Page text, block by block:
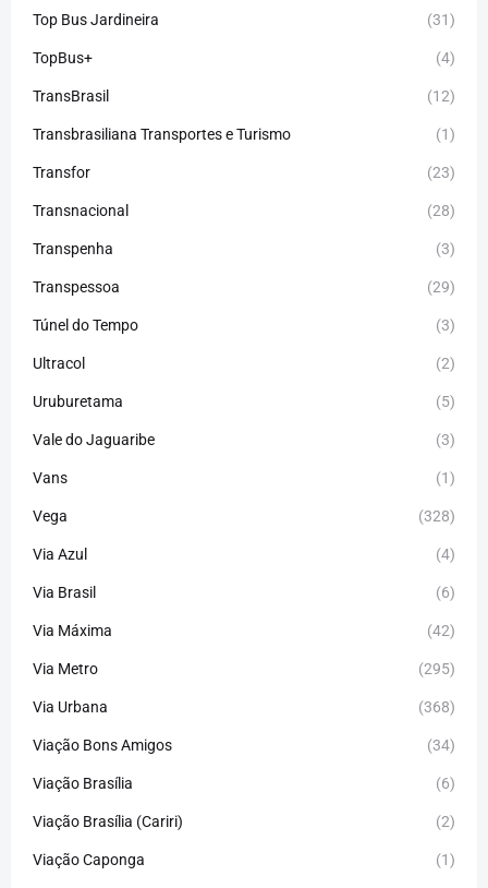
Top Bus Jardineira (31)
TopBus+ (4)
TransBrasil (12)
Transbrasiliana Transportes e Turismo (1)
Transfor (23)
Transnacional (28)
Transpenha (3)
Transpessoa (29)
Túnel do Tempo (3)
Ultracol (2)
Uruburetama (5)
Vale do Jaguaribe (3)
Vans (1)
Vega (328)
Via Azul (4)
Via Brasil (6)
Via Máxima (42)
Via Metro (295)
Via Urbana (368)
Viação Bons Amigos (34)
Viação Brasília (6)
Viação Brasília (Cariri) (2)
Viação Caponga (1)